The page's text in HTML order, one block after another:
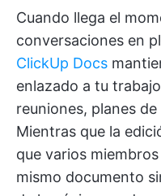
Cuando llega el
conversaciones en
ClickUp Docs
enlazado a tu
reuniones, planes
Mientras que la
que varios
mismo documento